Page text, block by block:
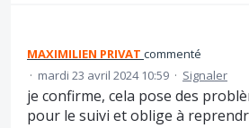
MAXIMILIEN PRIVAT commenté
· mardi 23 avril 2024 10:59 · Signaler
je confirme, cela pose des
pour le suivi et oblige à